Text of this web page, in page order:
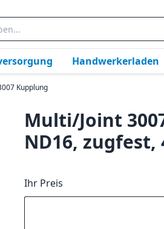
Handwerkerladen
Kupplung
Multi/Joint
ND16, zugfest,
Ihr Preis